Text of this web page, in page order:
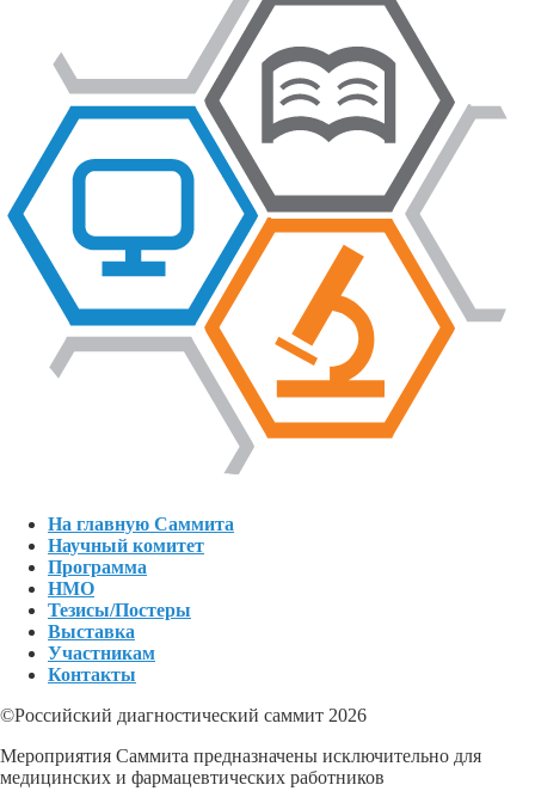
На главную Саммита
Научный комитет
Программа
НМО
Тезисы/Постеры
Выставка
Участникам
Контакты
©Российский диагностический саммит 2026
Мероприятия Саммита предназначены исключительно для
медицинских и фармацевтических работников